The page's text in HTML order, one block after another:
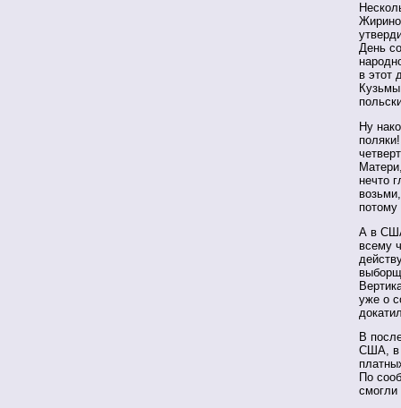
День
в этот
Ну
нечто
А в
всему
уже о
В
США, в
По
смогли